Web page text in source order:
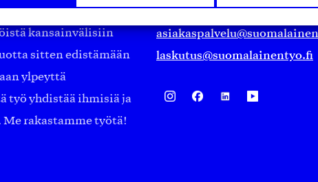
kansainvälisiin
sitten edistämään
ylpeyttä
työ yhdistää ihmisiä ja
rakastamme työtä!
Finland
laskutus@suomalainentyo.fi